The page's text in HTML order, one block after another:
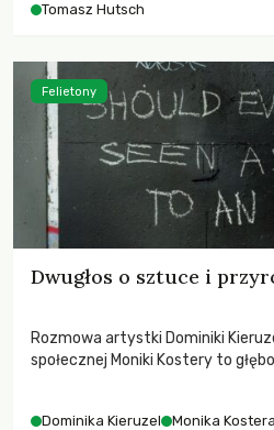
największych katastrof w swoich
Tomasz Hutsch
Dwugłos o sztuce i
Rozmowa artystki Dominiki
społecznej Moniki Kostery to
Dominika Kieruzel Monika Kostera
Felietony